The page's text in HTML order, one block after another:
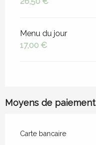
Menu du jour
17,00 €
Moyens de paiement
Carte bancaire